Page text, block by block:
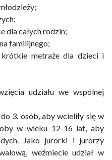
dla całych rodzin;
familijnego;
metraże dla dzieci i
udziału we wspólnej
3. osób, aby wcieliły się w
w wieku 12-16 lat, aby
Jako jurorki i jurorzy
weźmiecie udział w